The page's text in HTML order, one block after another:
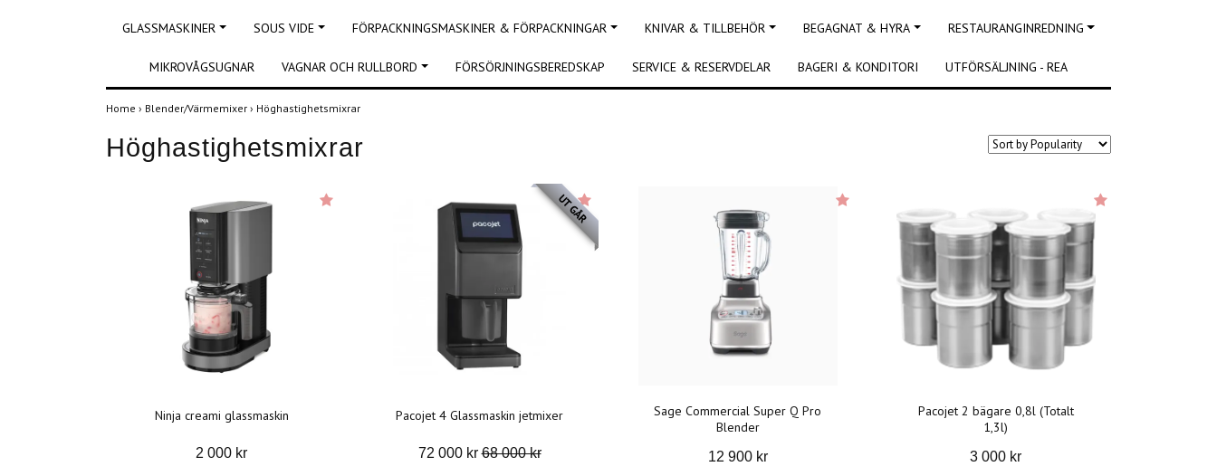
GLASSMASKINER SOUS VIDE FÖRPACKNINGSMASKINER & FÖRPACKNINGAR KNIVAR & TILLBEHÖR BEGAGNAT & HYRA RESTAURANGINREDNING
MIKROVÅGSUGNAR VAGNAR OCH RULLBORD FÖRSÖRJNINGSBEREDSKAP SERVICE & RESERVDELAR BAGERI & KONDITORI UTFÖRSÄLJNING - REA
Home › Blender/Värmemixer › Höghastighetsmixrar
Höghastighetsmixrar
Ninja creami glassmaskin
2 000 kr
UTGÅR
Pacojet 4 Glassmaskin jetmixer
72 000 kr68 000 kr
Sage Commercial Super Q Pro
Blender
12 900 kr
Pacojet 2 bägare 0,8l (Totalt
1,3l)
3 000 kr